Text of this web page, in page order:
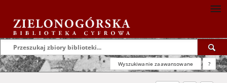
Wyszukiwanie zaawansowane ?